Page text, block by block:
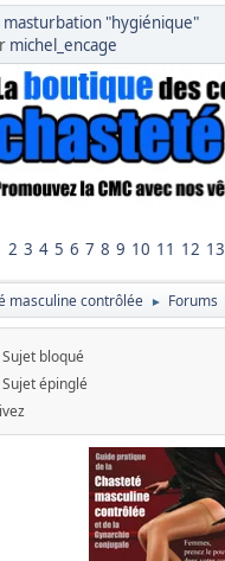
"hygiénique"
michel_encage
2 3 4 5 6 7 8 9 10 11 12 13
masculine contrôlée ► Forums
Sujet bloqué
Sujet épinglé